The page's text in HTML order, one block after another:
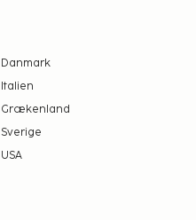
Danmark
Italien
Grækenland
Sverige
USA